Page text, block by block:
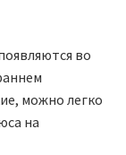
во
можно легко
на